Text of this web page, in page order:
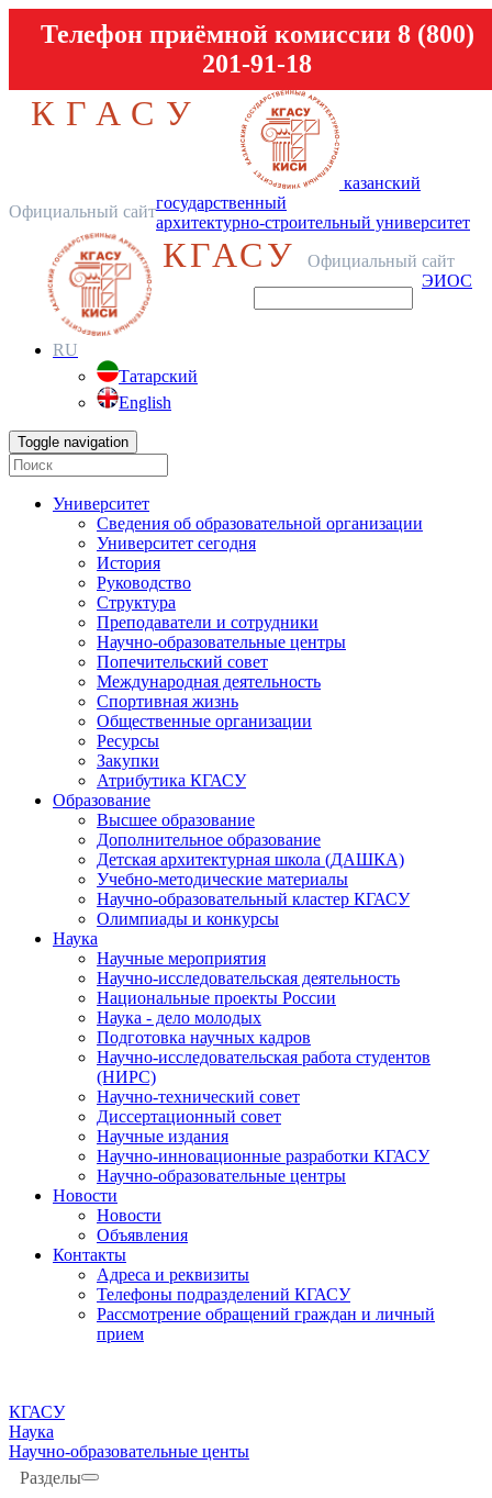
Телефон приёмной комиссии 8 (800)
201-91-18
КГАСУ
Официальный сайт
казанский
государственный
архитектурно-строительный университет
КГАСУ
Официальный сайт
ЭИОС
RU
Татарский
English
Toggle navigation
Университет
Сведения об образовательной организации
Университет сегодня
История
Руководство
Структура
Преподаватели и сотрудники
Научно-образовательные центры
Попечительский совет
Международная деятельность
Спортивная жизнь
Общественные организации
Ресурсы
Закупки
Атрибутика КГАСУ
Образование
Высшее образование
Дополнительное образование
Детская архитектурная школа (ДАШКА)
Учебно-методические материалы
Научно-образовательный кластер КГАСУ
Олимпиады и конкурсы
Наука
Научные мероприятия
Научно-исследовательская деятельность
Национальные проекты России
Наука - дело молодых
Подготовка научных кадров
Научно-исследовательская работа студентов
(НИРС)
Научно-технический совет
Диссертационный совет
Научные издания
Научно-инновационные разработки КГАСУ
Научно-образовательные центры
Новости
Новости
Объявления
Контакты
Адреса и реквизиты
Телефоны подразделений КГАСУ
Рассмотрение обращений граждан и личный
прием
КГАСУ
Наука
Научно-образовательные центы
Разделы